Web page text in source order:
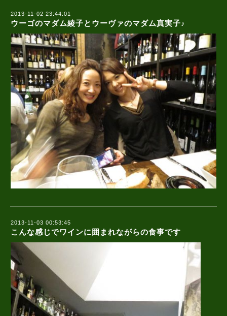
2013-11-02 23:44:01
ウーゴのマダム綾子とウーヴァのマダム真実子♪
2013-11-03 00:53:45
こんな感じでワインに囲まれながらの食事です